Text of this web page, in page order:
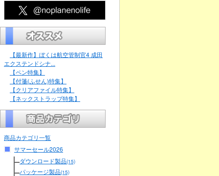
【最新作】ぼくは航空管制官4 成田
エクステンドシナ...
【ペン特集】
【付箋(ふせん)特集】
【クリアファイル特集】
【ネックストラップ特集】
商品カテゴリ一覧
サマーセール2026
ダウンロード製品(15)
パッケージ製品(15)